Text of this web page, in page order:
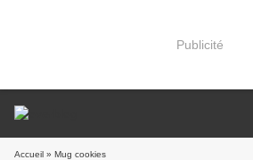
Publicité
Accueil » Mug cookies